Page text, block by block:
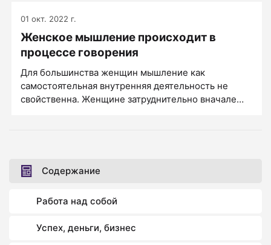
01 окт. 2022 г.
Женское мышление происходит в
процессе говорения
Для большинства женщин мышление как
самостоятельная внутренняя деятельность не
свойственна. Женщине затруднительно вначале
Мужской способ мышления: сначала
сформулировал свою мысль внутри себя, потом
Содержание
Работа над собой
Успех, деньги, бизнес